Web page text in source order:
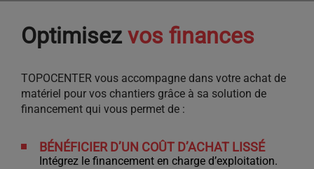
Optimisez vos finances
TOPOCENTER vous accompagne dans votre achat de
matériel pour vos chantiers grâce à sa solution de
financement qui vous permet de :
BÉNÉFICIER D’UN COÛT D’ACHAT LISSÉ
Intégrez le financement en charge d’exploitation.